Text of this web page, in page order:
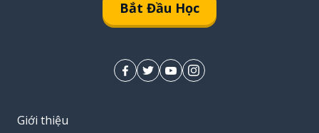
Bắt Đầu Học
Giới thiệu